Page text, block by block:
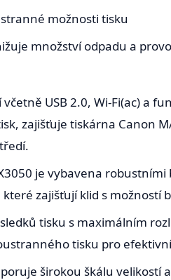
možnosti tisku
množství odpadu a
USB 2.0, Wi-Fi(ac) a
zajišťuje tiskárna Canon
je vybavena
které zajišťují klid s
tisku s maximálním
tisku pro
širokou škálu velikostí